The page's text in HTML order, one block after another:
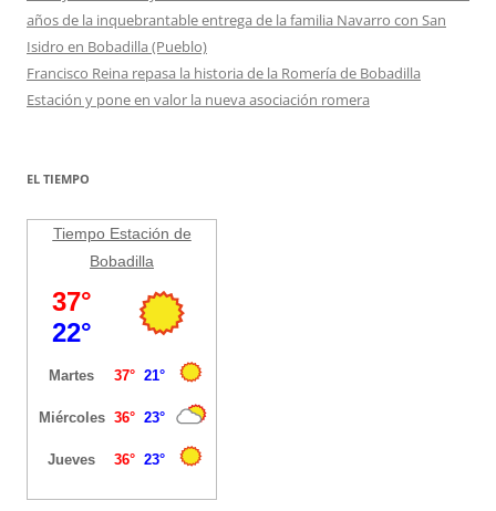
años de la inquebrantable entrega de la familia Navarro con San
Isidro en Bobadilla (Pueblo)
Francisco Reina repasa la historia de la Romería de Bobadilla
Estación y pone en valor la nueva asociación romera
EL TIEMPO
Tiempo Estación de
Bobadilla